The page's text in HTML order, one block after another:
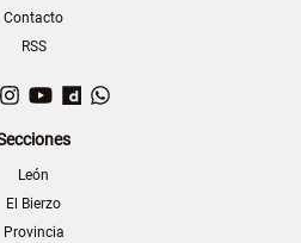
Contacto
RSS
TwitterInstagram
YouTubeDailymotion
León
El Bierzo
Provincia